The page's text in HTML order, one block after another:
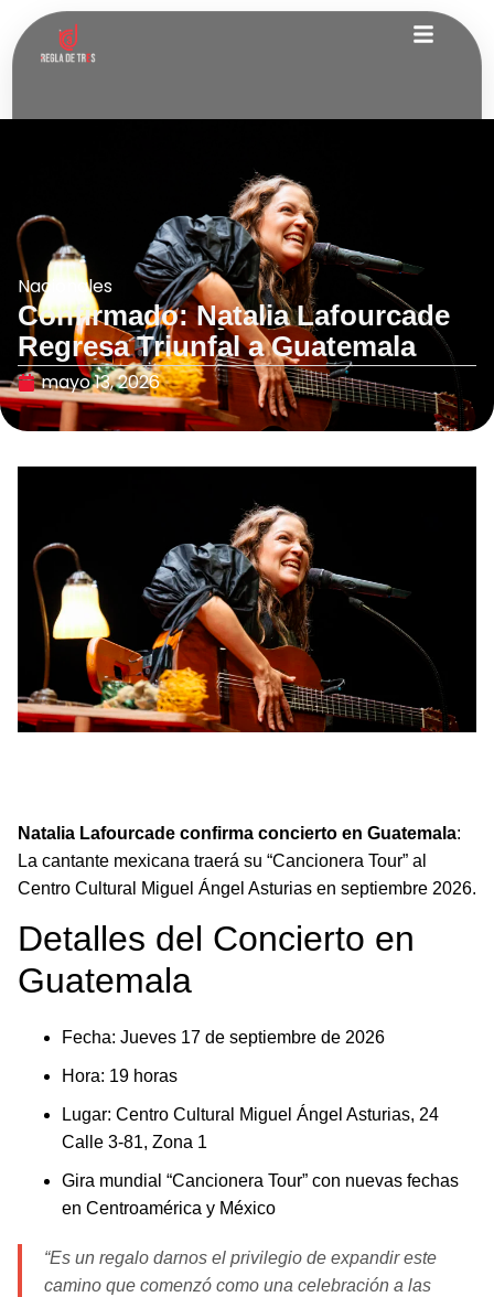
Nacionales
Confirmado: Natalia Lafourcade
Regresa Triunfal a Guatemala
mayo 13, 2026
Natalia Lafourcade confirma concierto en Guatemala:
La cantante mexicana traerá su “Cancionera Tour” al
Centro Cultural Miguel Ángel Asturias en septiembre 2026.
Detalles del Concierto en
Guatemala
Fecha: Jueves 17 de septiembre de 2026
Hora: 19 horas
Lugar: Centro Cultural Miguel Ángel Asturias, 24
Calle 3-81, Zona 1
Gira mundial “Cancionera Tour” con nuevas fechas
en Centroamérica y México
“Es un regalo darnos el privilegio de expandir este
camino que comenzó como una celebración a las